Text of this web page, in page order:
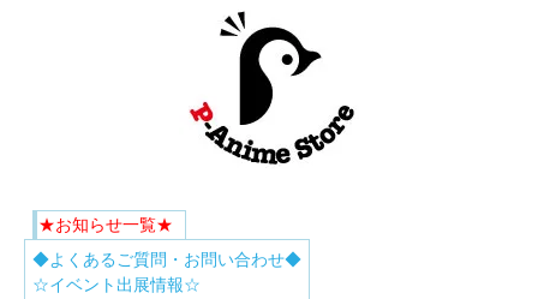
★お知らせ一覧★
◆よくあるご質問・お問い合わせ◆
☆イベント出展情報☆